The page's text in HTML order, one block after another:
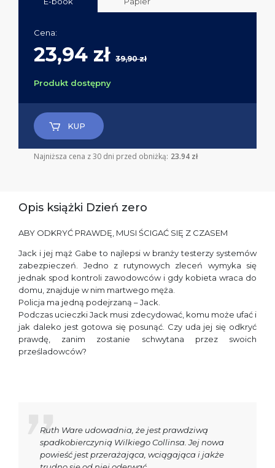
Cena:
23,94 zł 39,90 zł
Produkt dostępny
KUP
Najniższa cena z 30 dni przed obniżką: 23.94 zł
Opis książki Dzień zero
ABY ODKRYĆ PRAWDĘ, MUSI ŚCIGAĆ SIĘ Z CZASEM
Jack i jej mąż Gabe to najlepsi w branży testerzy systemów
zabezpieczeń. Jedno z rutynowych zleceń wymyka się
jednak spod kontroli zawodowców i gdy kobieta wraca do
domu, znajduje w nim martwego męża.
Policja ma jedną podejrzaną – Jack.
Podczas ucieczki Jack musi zdecydować, komu może ufać i
jak daleko jest gotowa się posunąć. Czy uda jej się odkryć
prawdę, zanim zostanie schwytana przez swoich
prześladowców?
Ruth Ware udowadnia, że jest prawdziwą
spadkobierczynią Wilkiego Collinsa. Jej nowa
powieść jest przerażająca, wciągająca i jakże